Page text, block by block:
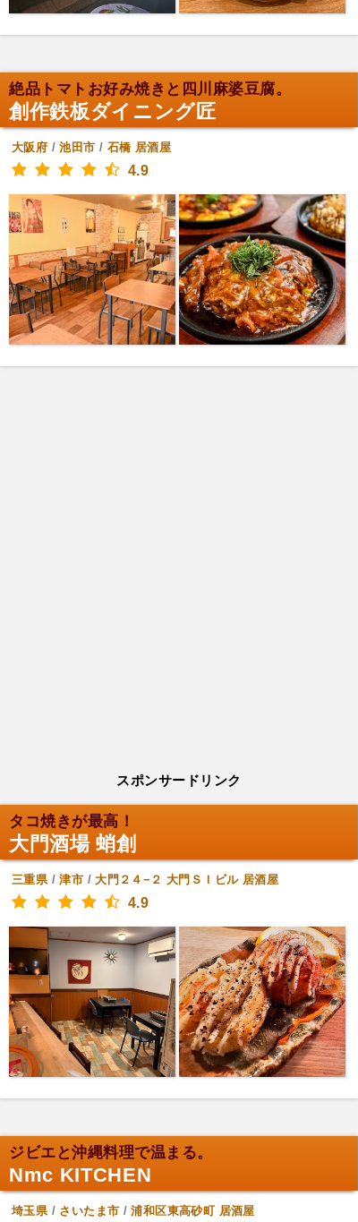
絶品トマトお好み焼きと四川麻婆豆腐。
創作鉄板ダイニング匠
大阪府 /池田市 / 石橋 居酒屋
4.9
スポンサードリンク
タコ焼きが最高！
大門酒場 蛸創
三重県/津市 /大門２４−２ 大門ＳＩビル 居酒屋
4.9
ジビエと沖縄料理で温まる。
Nmc KITCHEN
埼玉県/ さいたま市 /浦和区東高砂町 居酒屋